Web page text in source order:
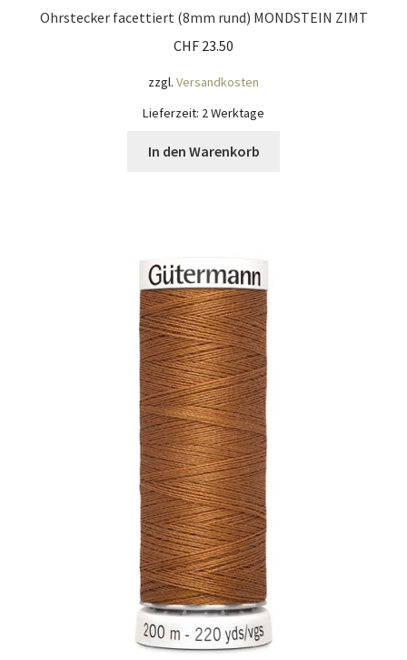
Ohrstecker facettiert (8mm rund) MONDSTEIN ZIMT
CHF 23.50
zzgl. Versandkosten
Lieferzeit: 2 Werktage
In den Warenkorb